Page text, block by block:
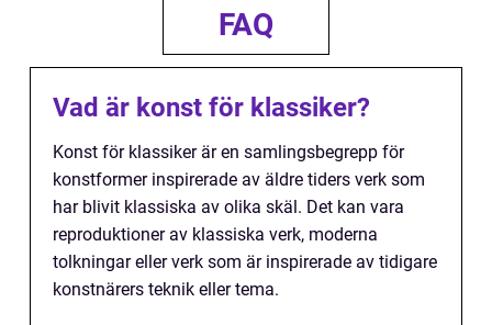
FAQ
Vad är konst för klassiker?
Konst för klassiker är en samlingsbegrepp för
konstformer inspirerade av äldre tiders verk som
har blivit klassiska av olika skäl. Det kan vara
reproduktioner av klassiska verk, moderna
tolkningar eller verk som är inspirerade av tidigare
konstnärers teknik eller tema.